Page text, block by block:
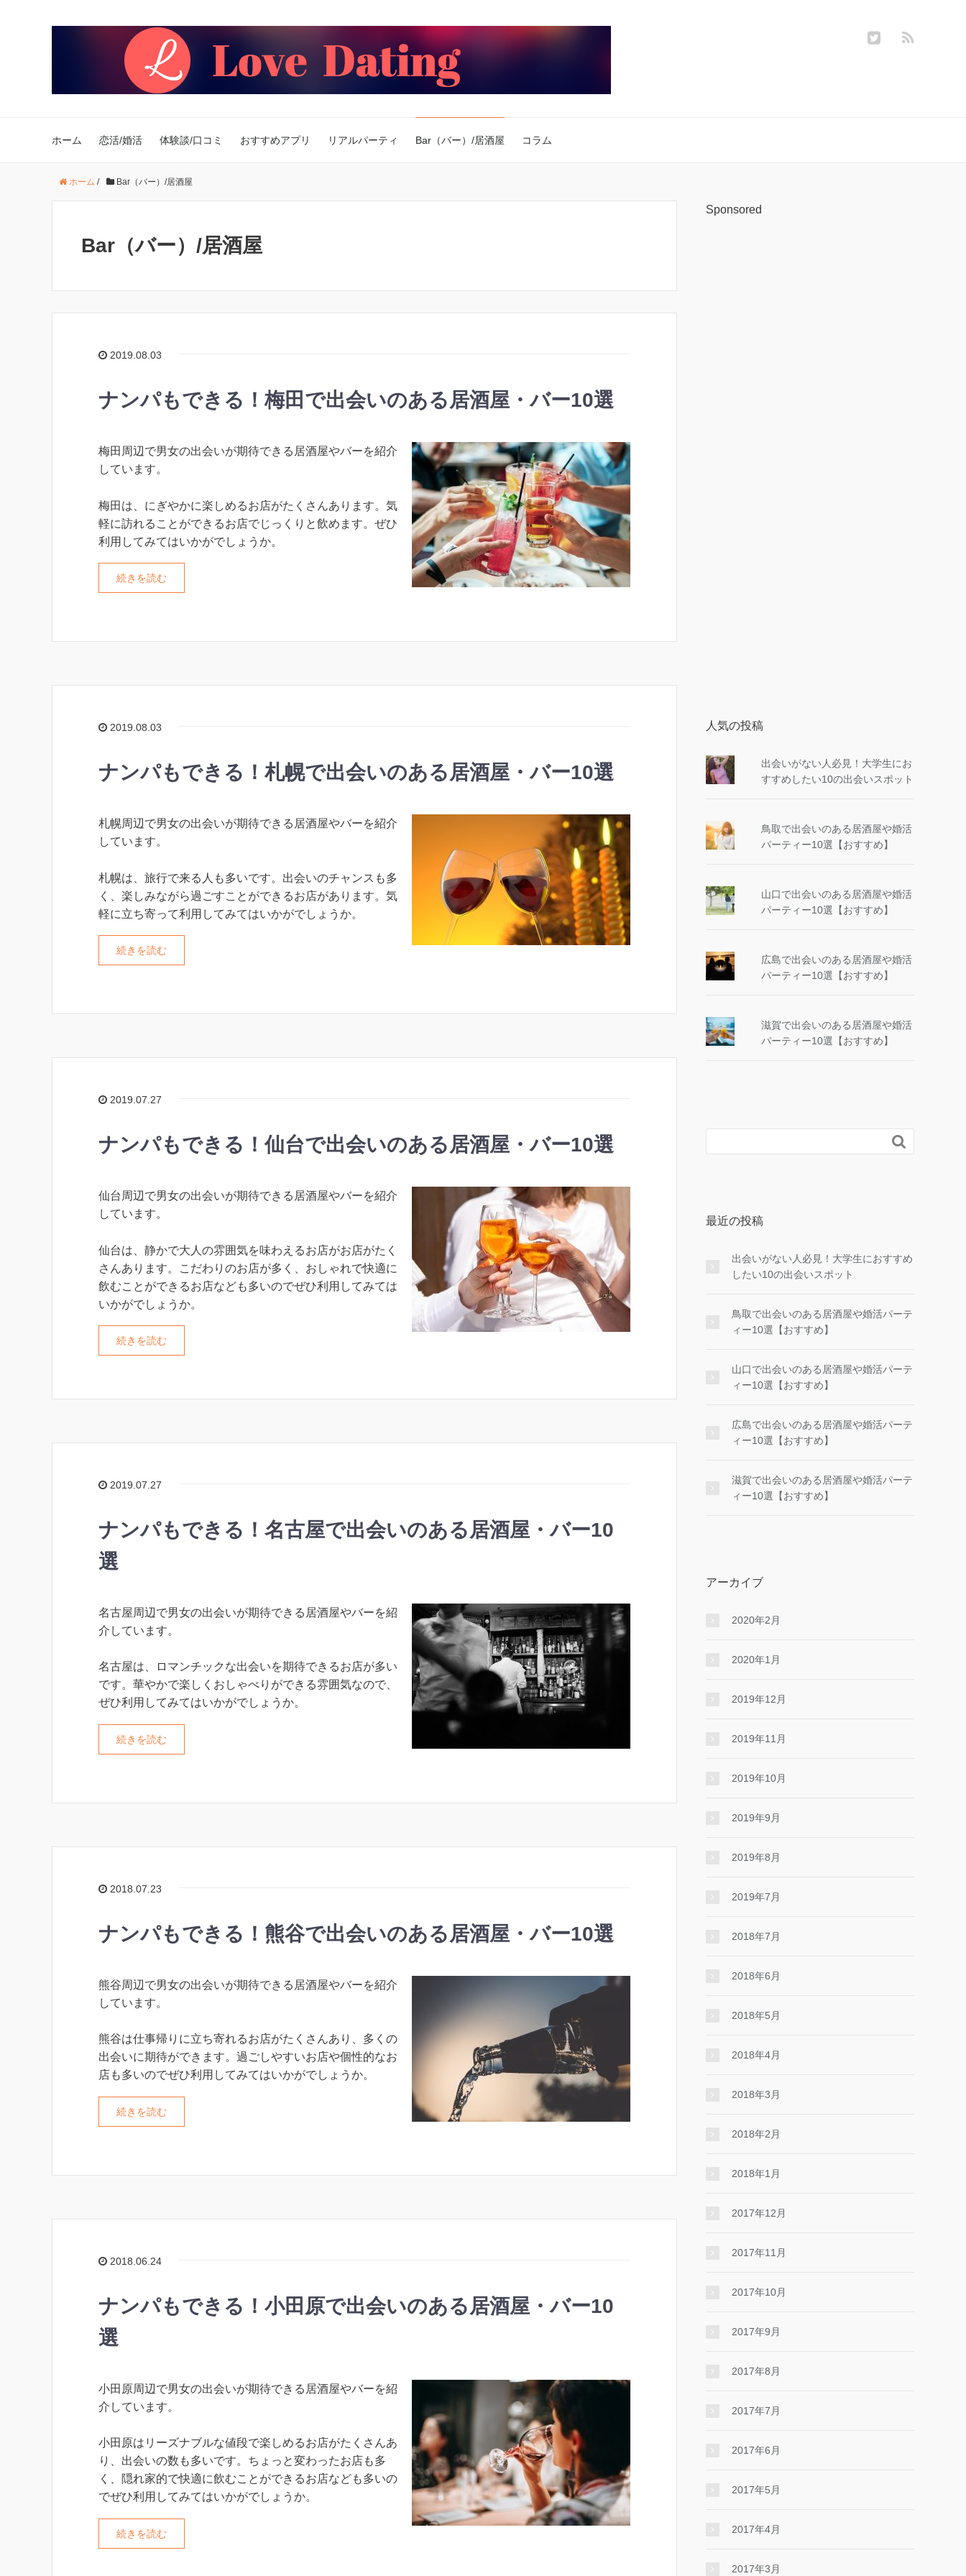
ホーム 恋活/婚活 体験談/口コミ おすすめアプリ リアルパーティ Bar（バー）/居酒屋 コラム
ホーム / Bar（バー）/居酒屋
Bar（バー）/居酒屋
2019.08.03
ナンパもできる！梅田で出会いのある居酒屋・バー10選
梅田周辺で男女の出会いが期待できる居酒屋やバーを紹介
しています。
梅田は、にぎやかに楽しめるお店がたくさんあります。気
軽に訪れることができるお店でじっくりと飲めます。ぜひ
利用してみてはいかがでしょうか。
続きを読む
2019.08.03
ナンパもできる！札幌で出会いのある居酒屋・バー10選
札幌周辺で男女の出会いが期待できる居酒屋やバーを紹介
しています。
札幌は、旅行で来る人も多いです。出会いのチャンスも多
く、楽しみながら過ごすことができるお店があります。気
軽に立ち寄って利用してみてはいかがでしょうか。
続きを読む
2019.07.27
ナンパもできる！仙台で出会いのある居酒屋・バー10選
仙台周辺で男女の出会いが期待できる居酒屋やバーを紹介
しています。
仙台は、静かで大人の雰囲気を味わえるお店がお店がたく
さんあります。こだわりのお店が多く、おしゃれで快適に
飲むことができるお店なども多いのでぜひ利用してみては
いかがでしょうか。
続きを読む
2019.07.27
ナンパもできる！名古屋で出会いのある居酒屋・バー10
選
名古屋周辺で男女の出会いが期待できる居酒屋やバーを紹
介しています。
名古屋は、ロマンチックな出会いを期待できるお店が多い
です。華やかで楽しくおしゃべりができる雰囲気なので、
ぜひ利用してみてはいかがでしょうか。
続きを読む
2018.07.23
ナンパもできる！熊谷で出会いのある居酒屋・バー10選
熊谷周辺で男女の出会いが期待できる居酒屋やバーを紹介
しています。
熊谷は仕事帰りに立ち寄れるお店がたくさんあり、多くの
出会いに期待ができます。過ごしやすいお店や個性的なお
店も多いのでぜひ利用してみてはいかがでしょうか。
続きを読む
2018.06.24
ナンパもできる！小田原で出会いのある居酒屋・バー10
選
小田原周辺で男女の出会いが期待できる居酒屋やバーを紹
介しています。
小田原はリーズナブルな値段で楽しめるお店がたくさんあ
り、出会いの数も多いです。ちょっと変わったお店も多
く、隠れ家的で快適に飲むことができるお店なども多いの
でぜひ利用してみてはいかがでしょうか。
続きを読む
Sponsored
人気の投稿
出会いがない人必見！大学生にお
すすめしたい10の出会いスポット
鳥取で出会いのある居酒屋や婚活
パーティー10選【おすすめ】
山口で出会いのある居酒屋や婚活
パーティー10選【おすすめ】
広島で出会いのある居酒屋や婚活
パーティー10選【おすすめ】
滋賀で出会いのある居酒屋や婚活
パーティー10選【おすすめ】

最近の投稿
出会いがない人必見！大学生におすすめ
したい10の出会いスポット
鳥取で出会いのある居酒屋や婚活パーテ
ィー10選【おすすめ】
山口で出会いのある居酒屋や婚活パーテ
ィー10選【おすすめ】
広島で出会いのある居酒屋や婚活パーテ
ィー10選【おすすめ】
滋賀で出会いのある居酒屋や婚活パーテ
ィー10選【おすすめ】
アーカイブ
2020年2月
2020年1月
2019年12月
2019年11月
2019年10月
2019年9月
2019年8月
2019年7月
2018年7月
2018年6月
2018年5月
2018年4月
2018年3月
2018年2月
2018年1月
2017年12月
2017年11月
2017年10月
2017年9月
2017年8月
2017年7月
2017年6月
2017年5月
2017年4月
2017年3月